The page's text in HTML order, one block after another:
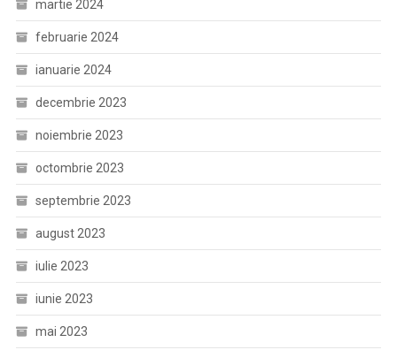
martie 2024
februarie 2024
ianuarie 2024
decembrie 2023
noiembrie 2023
octombrie 2023
septembrie 2023
august 2023
iulie 2023
iunie 2023
mai 2023